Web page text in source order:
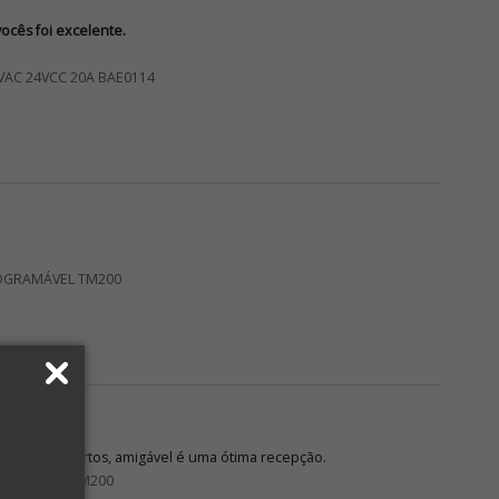
foi excelente.
24VCC 20A BAE0114
TM200
abertos, amigável é uma ótima recepção.
TM200